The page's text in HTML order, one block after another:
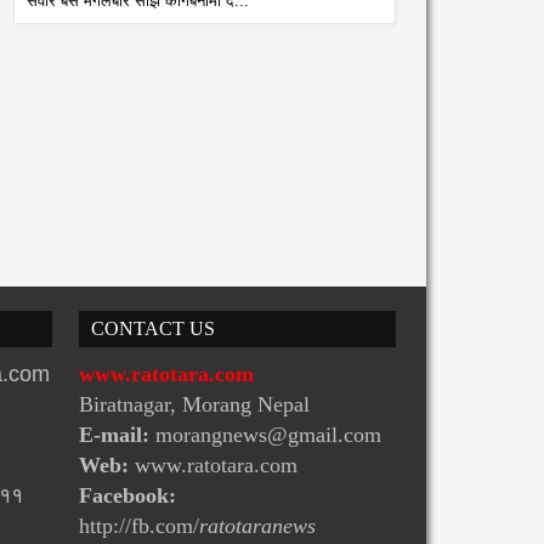
CONTACT US
www.ratotara.com
Biratnagar, Morang Nepal
E-mail: morangnews@gmail.com
Web: www.ratotara.com
Facebook:
http://fb.com/ratotaranews